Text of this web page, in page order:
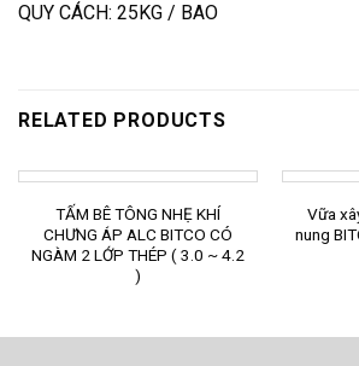
QUY CÁCH: 25KG / BAO
RELATED PRODUCTS
TẤM BÊ TÔNG NHẸ KHÍ
CHƯNG ÁP ALC BITCO CÓ
NGÀM 2 LỚP THÉP ( 3.0 ~ 4.2
)
Vữa
nung